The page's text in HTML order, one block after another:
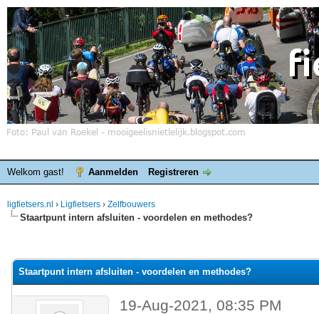
Welkom gast! Aanmelden Registreren
ligfietsers.nl › Ligfietsers › Zelfbouwers
Staartpunt intern afsluiten - voordelen en methodes?
Staartpunt intern afsluiten - voordelen en methodes?
19-Aug-2021, 08:35 PM